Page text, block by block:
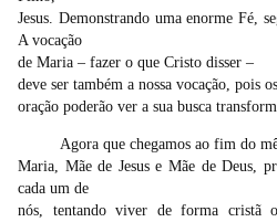
Jesus. Demonstrando uma enorme Fé,
A vocação
de Maria – fazer o que Cristo disser –
deve ser também a nossa vocação, pois
oração poderão ver a sua busca
Agora que chegamos ao fim do
Maria, Mãe de Jesus e Mãe de Deus,
cada um de
nós, tentando viver de forma cristã